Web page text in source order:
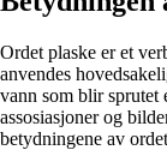
Ordet plaske er et
anvendes
vann som blir sprutet
assosiasjoner og
betydningene av